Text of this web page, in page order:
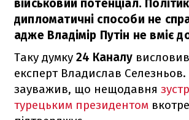
військовий потенціал.
дипломатичні способи не
адже Владімір Путін не вміє
Таку думку 24 Каналу
експерт Владислав Селезньов.
зауважив, що нещодавня
турецьким президентом